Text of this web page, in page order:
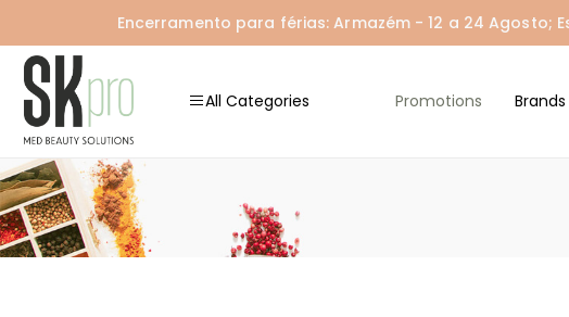
Encerramento para férias: Armazém - 12 a 24 Agosto;
All Categories Promotions Brands